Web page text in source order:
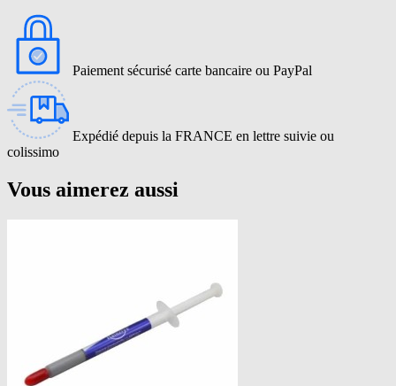
Paiement sécurisé carte bancaire ou PayPal
Expédié depuis la FRANCE en lettre suivie ou
colissimo
Vous aimerez aussi